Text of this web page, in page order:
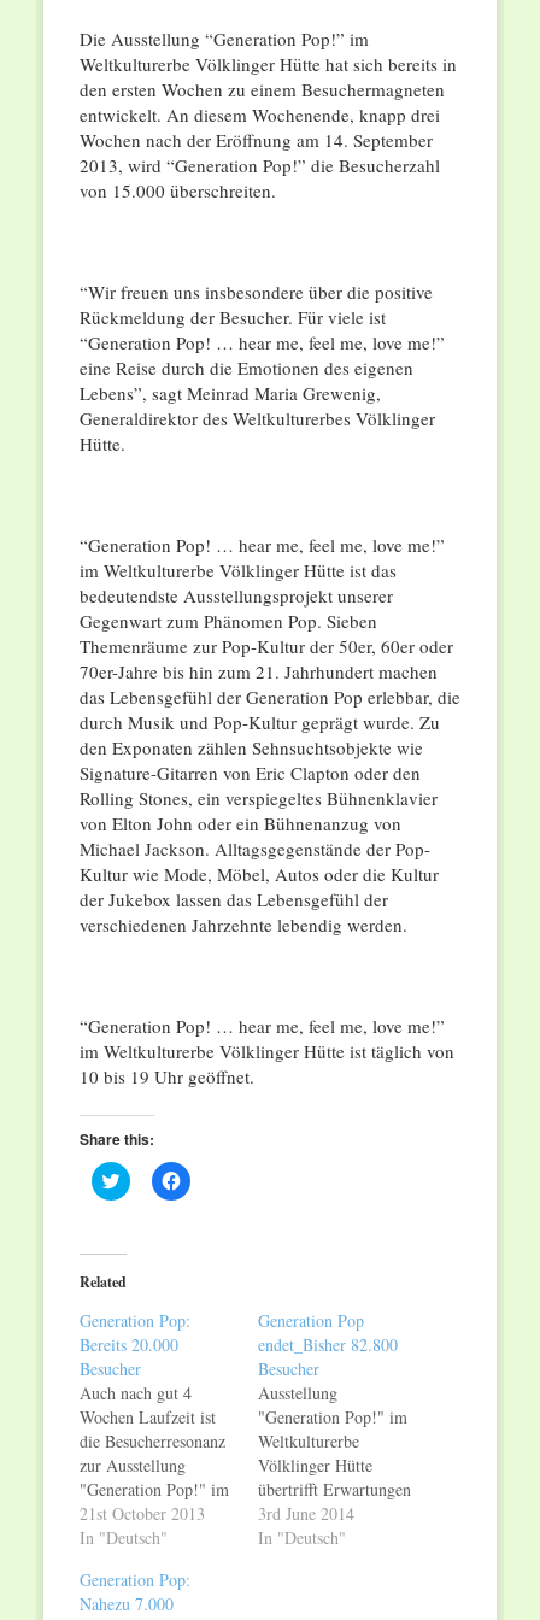
Die Ausstellung “Generation Pop!” im
Weltkulturerbe Völklinger Hütte hat sich bereits in
den ersten Wochen zu einem Besuchermagneten
entwickelt. An diesem Wochenende, knapp drei
Wochen nach der Eröffnung am 14. September
2013, wird “Generation Pop!” die Besucherzahl
von 15.000 überschreiten.
“Wir freuen uns insbesondere über die positive
Rückmeldung der Besucher. Für viele ist
“Generation Pop! … hear me, feel me, love me!”
eine Reise durch die Emotionen des eigenen
Lebens”, sagt Meinrad Maria Grewenig,
Generaldirektor des Weltkulturerbes Völklinger
Hütte.
“Generation Pop! … hear me, feel me, love me!”
im Weltkulturerbe Völklinger Hütte ist das
bedeutendste Ausstellungsprojekt unserer
Gegenwart zum Phänomen Pop. Sieben
Themenräume zur Pop-Kultur der 50er, 60er oder
70er-Jahre bis hin zum 21. Jahrhundert machen
das Lebensgefühl der Generation Pop erlebbar, die
durch Musik und Pop-Kultur geprägt wurde. Zu
den Exponaten zählen Sehnsuchtsobjekte wie
Signature-Gitarren von Eric Clapton oder den
Rolling Stones, ein verspiegeltes Bühnenklavier
von Elton John oder ein Bühnenanzug von
Michael Jackson. Alltagsgegenstände der Pop-
Kultur wie Mode, Möbel, Autos oder die Kultur
der Jukebox lassen das Lebensgefühl der
verschiedenen Jahrzehnte lebendig werden.
“Generation Pop! … hear me, feel me, love me!”
im Weltkulturerbe Völklinger Hütte ist täglich von
10 bis 19 Uhr geöffnet.
Share this:
Click
to
(Opens
in
new
Click
to
Related
Generation Pop:
Bereits 20.000
Besucher
Auch nach gut 4
Wochen Laufzeit ist
die Besucherresonanz
zur Ausstellung
"Generation Pop!" im
Weltkulturerbe
Völklinger Hütte
diesem Wochenende
wird die Besucherzahl
21st October 2013
In "Deutsch"
Generation Pop
endet_Bisher 82.800
Besucher
Ausstellung
"Generation Pop!" im
Weltkulturerbe
Völklinger Hütte
übertrifft Erwartungen
Bisher 82.800
Besucher – Noch bis
3rd June 2014
In "Deutsch"
Generation Pop:
Nahezu 7.000